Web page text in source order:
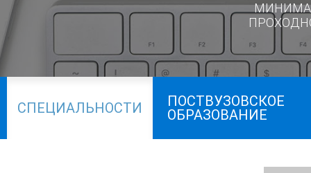
СПЕЦИАЛЬНОСТИ
ПОСТВУЗОВСКОЕ
ОБРАЗОВАНИЕ